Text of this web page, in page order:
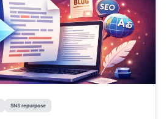
SNS repurpose